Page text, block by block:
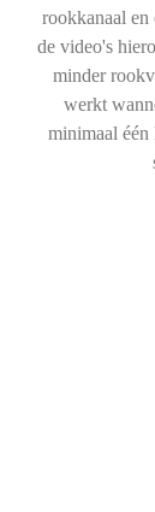
rookkanaal en
de video's
minder
werkt
minimaal één